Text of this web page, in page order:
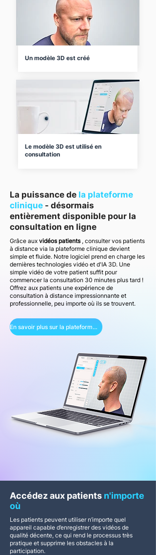
Un modèle 3D est créé
Le modèle 3D est utilisé en
consultation
La puissance de la plateforme
clinique - désormais
entièrement disponible pour la
consultation en ligne
Grâce aux vidéos patients , consulter vos patients
à distance via la plateforme clinique devient
simple et fluide. Notre logiciel prend en charge les
dernières technologies vidéo et d'IA 3D. Une
simple vidéo de votre patient suffit pour
commencer la consultation 30 minutes plus tard !
Offrez aux patients une expérience de
consultation à distance impressionnante et
professionnelle, peu importe où ils se trouvent.
En savoir plus sur la plateforme clinique
Accédez aux patients n'importe
où
Les patients peuvent utiliser n’importe quel
appareil capable d’enregistrer des vidéos de
qualité décente, ce qui rend le processus très
pratique et supprime les obstacles à la
participation.